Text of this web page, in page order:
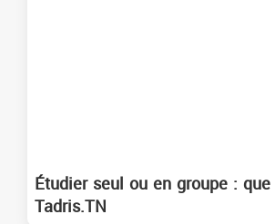
Étudier seul ou en groupe :
Tadris.TN